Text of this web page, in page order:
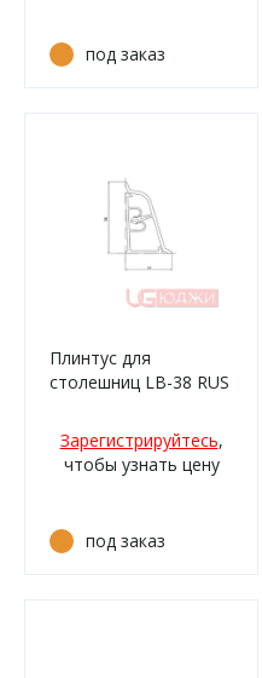
под заказ
Плинтус для
столешниц LB-38 RUS
выбеленный (059ам,
906т/332)
Зарегистрируйтесь,
чтобы узнать цену
под заказ